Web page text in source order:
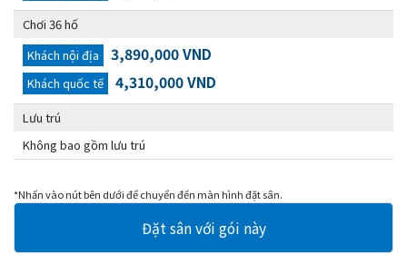
Chơi 36 hố
Khách nội địa
3,890,000 VND
Khách quốc tế 4,310,000 VND
Lưu trú
Không bao gồm lưu trú
*Nhấn vào nút bên dưới để chuyển đến màn hình đặt sân.